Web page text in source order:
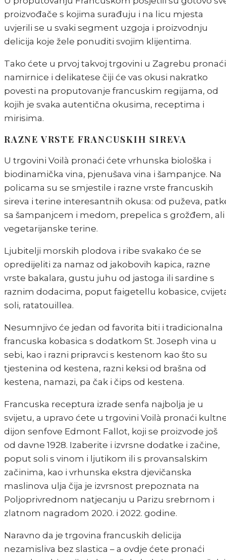
proizvođače s kojima surađuju i na licu mjesta
uvjerili se u svaki segment uzgoja i proizvodnju
delicija koje žele ponuditi svojim klijentima.
Tako ćete u prvoj takvoj trgovini u Zagrebu pronaći
namirnice i delikatese čiji će vas okusi nakratko
povesti na proputovanje francuskim regijama, od
kojih je svaka autentična okusima, receptima i
mirisima.
RAZNE VRSTE FRANCUSKIH SIREVA
U trgovini Voilà pronaći ćete vrhunska biološka i
biodinamička vina, pjenušava vina i šampanjce. Na
policama su se smjestile i razne vrste francuskih
sireva i terine interesantnih okusa: od puževa,
sa šampanjcem i medom, prepelica s grožđem, ali
vegetarijanske terine.
Ljubitelji morskih plodova i ribe svakako će se
opredijeliti za namaz od jakobovih kapica, razne
vrste bakalara, gustu juhu od jastoga ili sardine s
raznim dodacima, poput faigetellu kobasice,
soli, ratatouillea.
Nesumnjivo će jedan od favorita biti i tradicionalna
francuska kobasica s dodatkom St. Joseph vina u
sebi, kao i razni pripravci s kestenom kao što su
tjestenina od kestena, razni keksi od brašna od
kestena, namazi, pa čak i čips od kestena.
Francuska receptura izrade senfa najbolja je u
svijetu, a upravo ćete u trgovini Voilà pronaći
dijon senfove Edmont Fallot, koji se proizvode još
od davne 1928. Izaberite i izvrsne dodatke i začine,
poput soli s vinom i ljutikom ili s provansalskim
začinima, kao i vrhunska ekstra djevičanska
maslinova ulja čija je izvrsnost prepoznata na
Poljoprivrednom natjecanju u Parizu srebrnom i
zlatnom nagradom 2020. i 2022. godine.
Naravno da je trgovina francuskih delicija
nezamisliva bez slastica – a ovdje ćete pronaći